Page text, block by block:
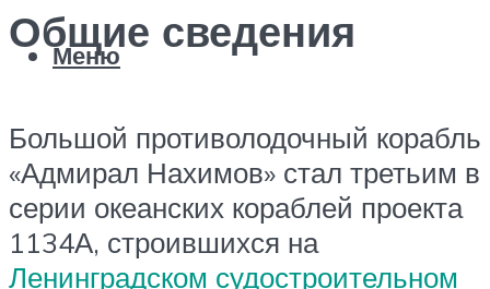
Меню
Общие сведения
Большой противолодочный корабль
«Адмирал Нахимов» стал третьим в
серии океанских кораблей проекта
1134А, строившихся на
Ленинградском судостроительном